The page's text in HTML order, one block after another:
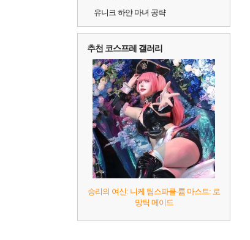
유니크 하얀 마녀 공략
추천 코스프레 갤러리
승리의 여신: 니케 팀스파클-륨 마스트: 로
망틱 메이드